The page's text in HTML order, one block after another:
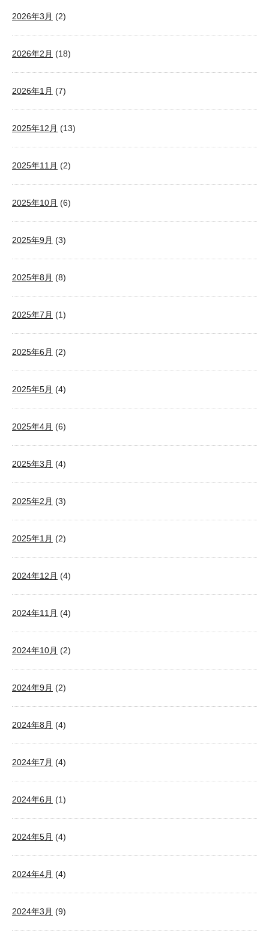
2026年3月 (2)
2026年2月 (18)
2026年1月 (7)
2025年12月 (13)
2025年11月 (2)
2025年10月 (6)
2025年9月 (3)
2025年8月 (8)
2025年7月 (1)
2025年6月 (2)
2025年5月 (4)
2025年4月 (6)
2025年3月 (4)
2025年2月 (3)
2025年1月 (2)
2024年12月 (4)
2024年11月 (4)
2024年10月 (2)
2024年9月 (2)
2024年8月 (4)
2024年7月 (4)
2024年6月 (1)
2024年5月 (4)
2024年4月 (4)
2024年3月 (9)